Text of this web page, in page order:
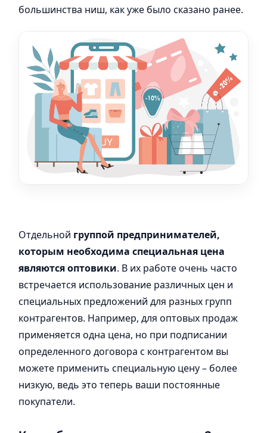
большинства ниш, как уже было сказано ранее.
Отдельной группой предпринимателей,
которым необходима специальная цена
являются оптовики. В их работе очень часто
встречается использование различных цен и
специальных предложений для разных групп
контрагентов. Например, для оптовых продаж
применяется одна цена, но при подписании
определенного договора с контрагентом вы
можете применить специальную цену – более
низкую, ведь это теперь ваши постоянные
покупатели.